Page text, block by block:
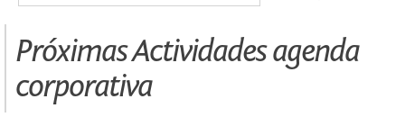
Próximas Actividades agenda
corporativa